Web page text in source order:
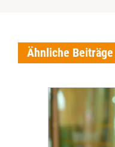
Ähnliche Beiträge